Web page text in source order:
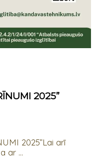
2025”
2025”Lai arī
ar ...